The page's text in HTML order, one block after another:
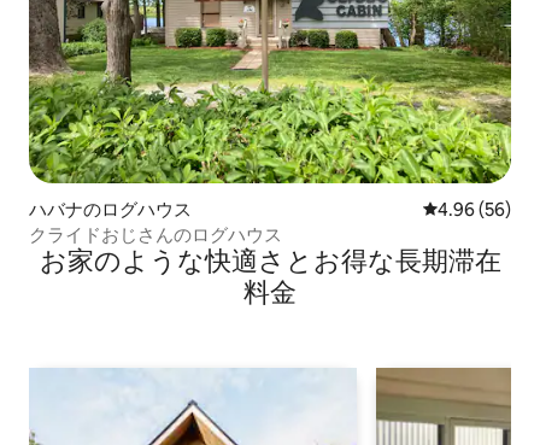
ハバナのログハウス レビュー56
4.96 (56)
クライドおじさんのログハウス
お家のような快⁠適⁠さ⁠とお⁠得⁠な長⁠期⁠滞⁠在
料⁠金